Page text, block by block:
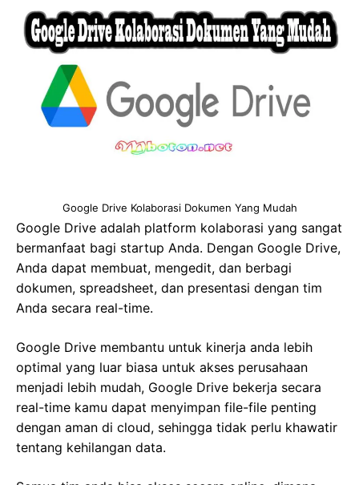
Google Drive Kolaborasi Dokumen Yang Mudah
Google Drive adalah platform kolaborasi yang sangat
bermanfaat bagi startup Anda. Dengan Google Drive,
Anda dapat membuat, mengedit, dan berbagi
dokumen, spreadsheet, dan presentasi dengan tim
Anda secara real-time.
Google Drive membantu untuk kinerja anda lebih
optimal yang luar biasa untuk akses perusahaan
menjadi lebih mudah, Google Drive bekerja secara
real-time kamu dapat menyimpan file-file penting
dengan aman di cloud, sehingga tidak perlu khawatir
tentang kehilangan data.